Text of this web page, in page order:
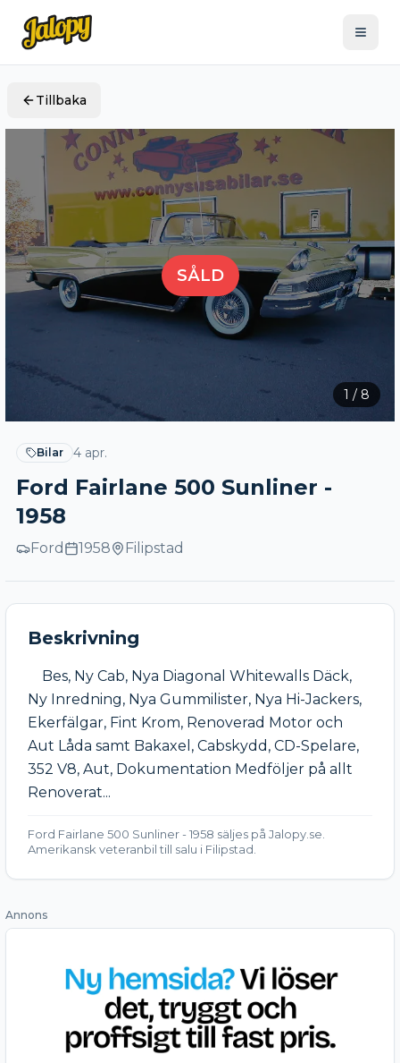
Tillbaka
SÅLD
1 / 8
Bilar 4 apr.
Ford Fairlane 500 Sunliner -
1958
Ford 1958 Filipstad
Beskrivning
Ny Inredning, Nya Gummilister, Nya Hi-Jackers,
Ekerfälgar, Fint Krom, Renoverad Motor och
Aut Låda samt Bakaxel, Cabskydd, CD-Spelare,
352 V8, Aut, Dokumentation Medföljer på allt
Renoverat...
Ford Fairlane 500 Sunliner - 1958 säljes på Jalopy.se.
Amerikansk veteranbil till salu i Filipstad.
Annons